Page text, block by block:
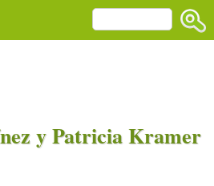
y Patricia Kramer